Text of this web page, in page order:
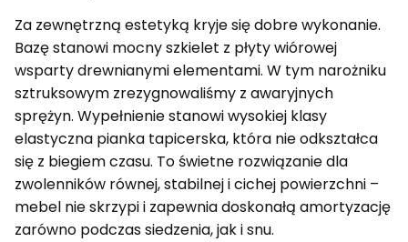
Za zewnętrzną estetyką kryje się dobre wykonanie.
Bazę stanowi mocny szkielet z płyty wiórowej
wsparty drewnianymi elementami. W tym narożniku
sztruksowym zrezygnowaliśmy z awaryjnych
sprężyn. Wypełnienie stanowi wysokiej klasy
elastyczna pianka tapicerska, która nie odkształca
się z biegiem czasu. To świetne rozwiązanie dla
zwolenników równej, stabilnej i cichej powierzchni –
mebel nie skrzypi i zapewnia doskonałą amortyzację
zarówno podczas siedzenia, jak i snu.